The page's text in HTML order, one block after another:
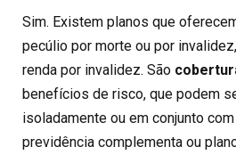
Sim. Existem planos que
pecúlio por morte ou por
renda por invalidez. São
benefícios de risco, que podem
isoladamente ou em conjunto
previdência complementa ou